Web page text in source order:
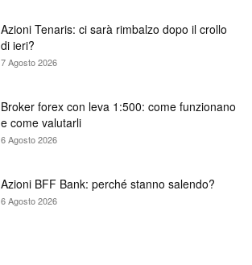
Azioni Tenaris: ci sarà rimbalzo dopo il crollo
di ieri?
7 Agosto 2026
Broker forex con leva 1:500: come funzionano
e come valutarli
6 Agosto 2026
Azioni BFF Bank: perché stanno salendo?
6 Agosto 2026